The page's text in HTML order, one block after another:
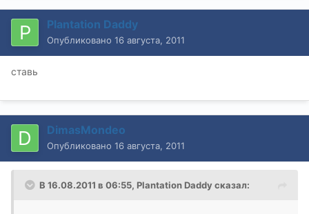
Plantation Daddy
Опубликовано 16 августа, 2011
ставь
DimasMondeo
Опубликовано 16 августа, 2011
В 16.08.2011 в 06:55, Plantation Daddy сказал: